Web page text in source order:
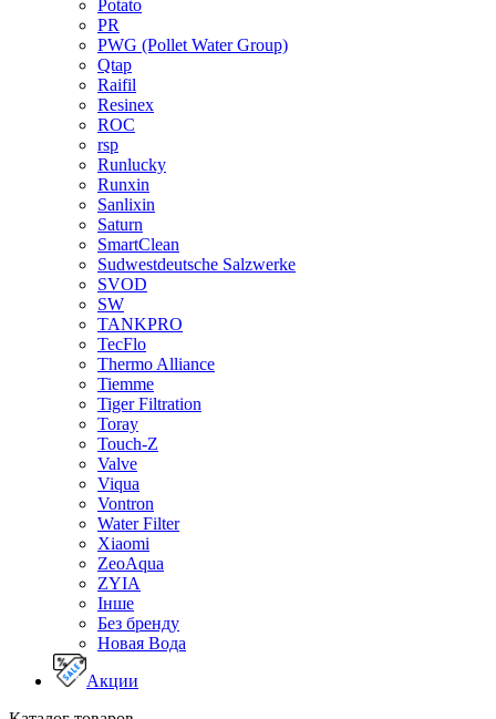
Potato
PR
PWG (Pollet Water Group)
Qtap
Raifil
Resinex
ROC
rsp
Runlucky
Runxin
Sanlixin
Saturn
SmartClean
Sudwestdeutsche Salzwerke
SVOD
SW
TANKPRO
TecFlo
Thermo Alliance
Tiemme
Tiger Filtration
Toray
Touch-Z
Valve
Viqua
Vontron
Water Filter
Xiaomi
ZeoAqua
ZYIA
Інше
Без бренду
Новая Вода
Акции